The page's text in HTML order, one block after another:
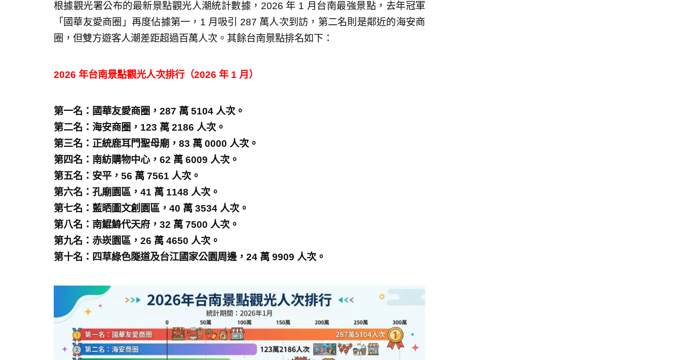
根據觀光署公布的最新景點觀光人潮統計數據，2026 年 1 月台南最強景點，去年冠軍
「國華友愛商圈」再度佔據第一，1 月吸引 287 萬人次到訪，第二名則是鄰近的海安商
圈，但雙方遊客人潮差距超過百萬人次。其餘台南景點排名如下：
2026 年台南景點觀光人次排行（2026 年 1 月）
第一名：國華友愛商圈，287 萬 5104 人次。
第二名：海安商圈，123 萬 2186 人次。
第三名：正統鹿耳門聖母廟，83 萬 0000 人次。
第四名：南紡購物中心，62 萬 6009 人次。
第五名：安平，56 萬 7561 人次。
第六名：孔廟園區，41 萬 1148 人次。
第七名：藍晒圖文創園區，40 萬 3534 人次。
第八名：南鯤鯓代天府，32 萬 7500 人次。
第九名：赤崁園區，26 萬 4650 人次。
第十名：四草綠色隧道及台江國家公園周邊，24 萬 9909 人次。